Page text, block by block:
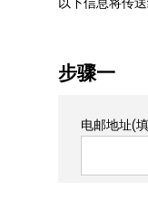
步骤一
电邮地址(